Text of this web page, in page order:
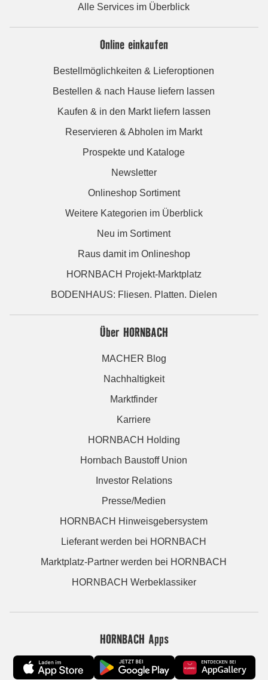
Alle Services im Überblick
Online einkaufen
Bestellmöglichkeiten & Lieferoptionen
Bestellen & nach Hause liefern lassen
Kaufen & in den Markt liefern lassen
Reservieren & Abholen im Markt
Prospekte und Kataloge
Newsletter
Onlineshop Sortiment
Weitere Kategorien im Überblick
Neu im Sortiment
Raus damit im Onlineshop
HORNBACH Projekt-Marktplatz
BODENHAUS: Fliesen. Platten. Dielen
Über HORNBACH
MACHER Blog
Nachhaltigkeit
Marktfinder
Karriere
HORNBACH Holding
Hornbach Baustoff Union
Investor Relations
Presse/Medien
HORNBACH Hinweisgebersystem
Lieferant werden bei HORNBACH
Marktplatz-Partner werden bei HORNBACH
HORNBACH Werbeklassiker
HORNBACH Apps